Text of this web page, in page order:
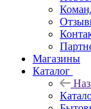
Магазины
Каталог